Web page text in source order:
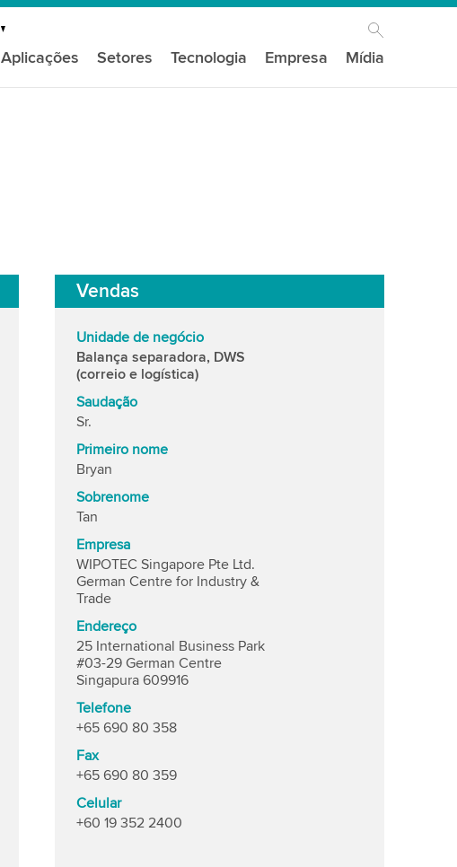
Aplicações Setores Tecnologia Empresa Mídia
Vendas
Unidade de negócio
Balança separadora, DWS
(correio e logística)
Saudação
Sr.
Primeiro nome
Bryan
Sobrenome
Tan
Empresa
WIPOTEC Singapore Pte Ltd.
German Centre for Industry &
Trade
Endereço
25 International Business Park
#03-29 German Centre
Singapura 609916
Telefone
+65 690 80 358
Fax
+65 690 80 359
Celular
+60 19 352 2400